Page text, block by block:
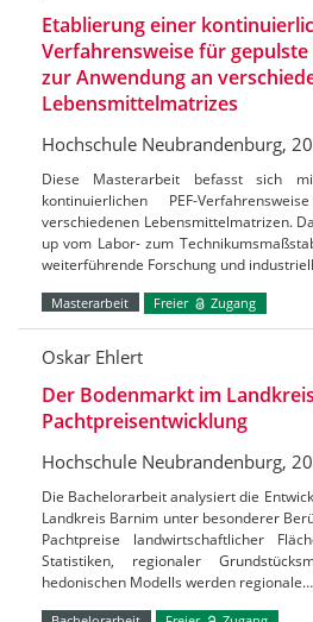
Etablierung einer
Verfahrensweise für
zur Anwendung an
Lebensmittelmatrizes
Hochschule Neubrandenburg,
Diese Masterarbeit befasst sich
kontinuierlichen PEF-
verschiedenen Lebensmittelmatrizen.
up vom Labor- zum
weiterführende Forschung und
Masterarbeit Freier Zugang
Oskar Ehlert
Der Bodenmarkt im
Pachtpreisentwicklung
Hochschule Neubrandenburg,
Die Bachelorarbeit analysiert die
Landkreis Barnim unter besonderer
Pachtpreise landwirtschaftlicher
Statistiken, regionaler
hedonischen Modells werden regionale…